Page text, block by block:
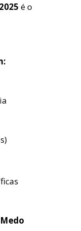
é o